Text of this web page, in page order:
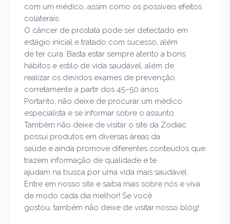
com um médico, assim como os possíveis efeitos
colaterais.
O câncer de próstata pode ser detectado em
estágio inicial e tratado com sucesso, além
de ter cura. Basta estar sempre atento a bons
hábitos e estilo de vida saudável, além de
realizar os devidos exames de prevenção
corretamente a partir dos 45–50 anos.
Portanto, não deixe de procurar um médico
especialista e se informar sobre o assunto.
Também não deixe de visitar o site da Zodiac
possui produtos em diversas áreas da
saúde e ainda promove diferentes conteúdos que
trazem informação de qualidade e te
ajudam na busca por uma vida mais saudável.
Entre em nosso site e saiba mais sobre nós e viva
de modo cada dia melhor! Se você
gostou, também não deixe de visitar nosso blog!